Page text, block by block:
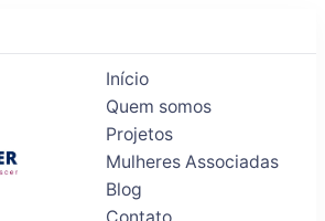
Mulher
que fazem você crescer
Início
Quem somos
Projetos
Mulheres Associadas
Blog